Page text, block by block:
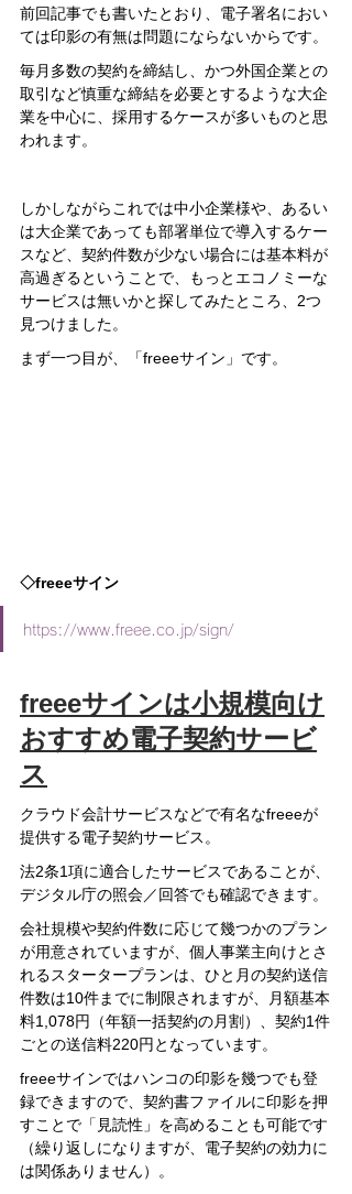
前回記事でも書いたとおり、電子署名におい
ては印影の有無は問題にならないからです。
毎月多数の契約を締結し、かつ外国企業との
取引など慎重な締結を必要とするような大企
業を中心に、採用するケースが多いものと思
われます。
しかしながらこれでは中小企業様や、あるい
は大企業であっても部署単位で導入するケー
スなど、契約件数が少ない場合には基本料が
高過ぎるということで、もっとエコノミーな
サービスは無いかと探してみたところ、2つ
見つけました。
まず一つ目が、「freeeサイン」です。
◇freeeサイン
https://www.freee.co.jp/sign/
freeeサインは小規模向け
おすすめ電子契約サービ
ス
クラウド会計サービスなどで有名なfreeeが
提供する電子契約サービス。
法2条1項に適合したサービスであることが、
デジタル庁の照会／回答でも確認できます。
会社規模や契約件数に応じて幾つかのプラン
が用意されていますが、個人事業主向けとさ
れるスタータープランは、ひと月の契約送信
件数は10件までに制限されますが、月額基本
料1,078円（年額一括契約の月割）、契約1件
ごとの送信料220円となっています。
freeeサインではハンコの印影を幾つでも登
録できますので、契約書ファイルに印影を押
すことで「見読性」を高めることも可能です
（繰り返しになりますが、電子契約の効力に
は関係ありません）。